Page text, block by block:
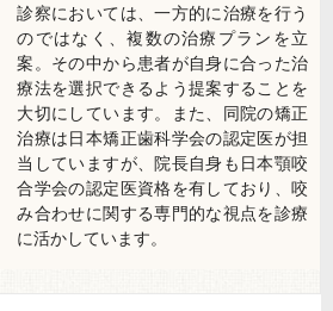
診察においては、一方的に治療を行う
のではなく、複数の治療プランを立
案。その中から患者が自身に合った治
療法を選択できるよう提案することを
大切にしています。また、同院の矯正
治療は日本矯正歯科学会の認定医が担
当していますが、院長自身も日本顎咬
合学会の認定医資格を有しており、咬
み合わせに関する専門的な視点を診療
に活かしています。